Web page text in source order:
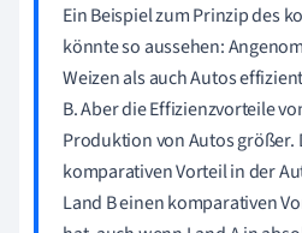
Ein Beispiel zum Prinzip des
könnte so aussehen:
Weizen als auch Autos
B. Aber die Effizienzvorteile
Produktion von Autos größer.
komparativen Vorteil in der
Land B einen komparativen